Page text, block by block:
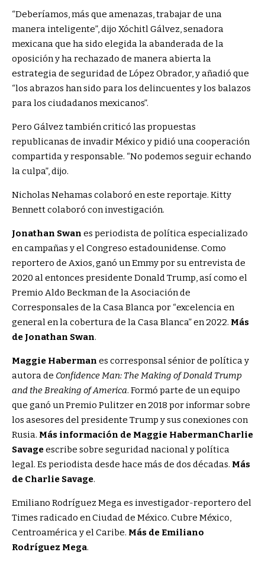
“Deberíamos, más que amenazas, trabajar de una
manera inteligente”, dijo Xóchitl Gálvez, senadora
mexicana que ha sido elegida la abanderada de la
oposición y ha rechazado de manera abierta la
estrategia de seguridad de López Obrador, y añadió que
“los abrazos han sido para los delincuentes y los balazos
para los ciudadanos mexicanos”.
Pero Gálvez también criticó las propuestas
republicanas de invadir México y pidió una cooperación
compartida y responsable. “No podemos seguir echando
la culpa”, dijo.
Nicholas Nehamas colaboró en este reportaje. Kitty
Bennett colaboró con investigación.
Jonathan Swan es periodista de política especializado
en campañas y el Congreso estadounidense. Como
reportero de Axios, ganó un Emmy por su entrevista de
2020 al entonces presidente Donald Trump, así como el
Premio Aldo Beckman de la Asociación de
Corresponsales de la Casa Blanca por “excelencia en
general en la cobertura de la Casa Blanca” en 2022. Más
de Jonathan Swan.
Maggie Haberman es corresponsal sénior de política y
autora de Confidence Man: The Making of Donald Trump
and the Breaking of America. Formó parte de un equipo
que ganó un Premio Pulitzer en 2018 por informar sobre
los asesores del presidente Trump y sus conexiones con
Rusia. Más información de Maggie HabermanCharlie
Savageescribe sobre seguridad nacional y política
legal. Es periodista desde hace más de dos décadas. Más
de Charlie Savage.
Emiliano Rodríguez Mega es investigador-reportero del
Times radicado en Ciudad de México. Cubre México,
Centroamérica y el Caribe. Más de Emiliano
Rodríguez Mega.